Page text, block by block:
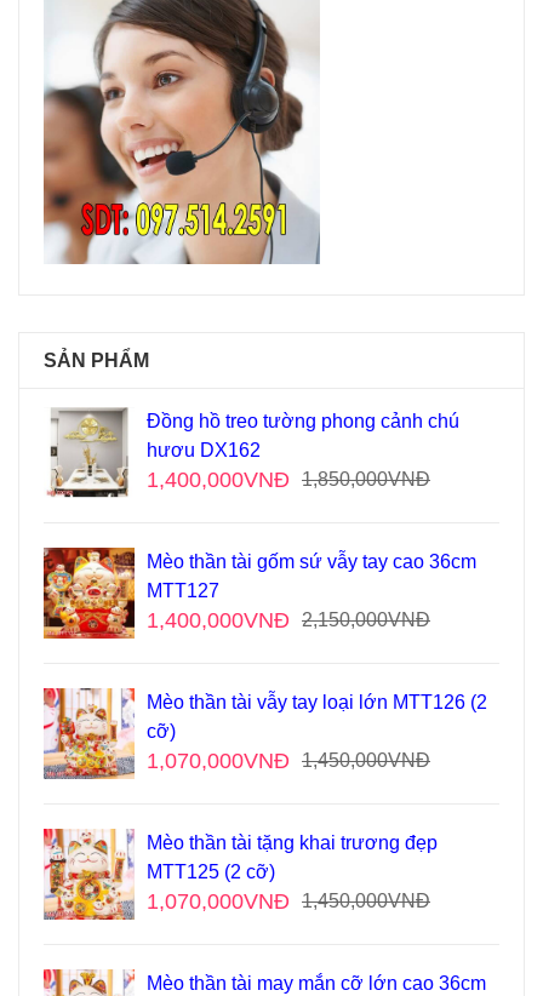
SẢN PHẨM
Đồng hồ treo tường phong cảnh chú
hươu DX162
1,850,000VNĐ
1,400,000VNĐ
Mèo thần tài gốm sứ vẫy tay cao 36cm
MTT127
2,150,000VNĐ
1,400,000VNĐ
Mèo thần tài vẫy tay loại lớn MTT126 (2
cỡ)
1,450,000VNĐ
1,070,000VNĐ
Mèo thần tài tặng khai trương đẹp
MTT125 (2 cỡ)
1,450,000VNĐ
1,070,000VNĐ
Mèo thần tài may mắn cỡ lớn cao 36cm